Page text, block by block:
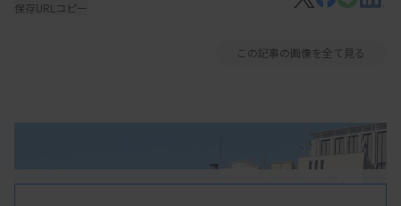
保存URLコピー
この記事の画像を全て見る